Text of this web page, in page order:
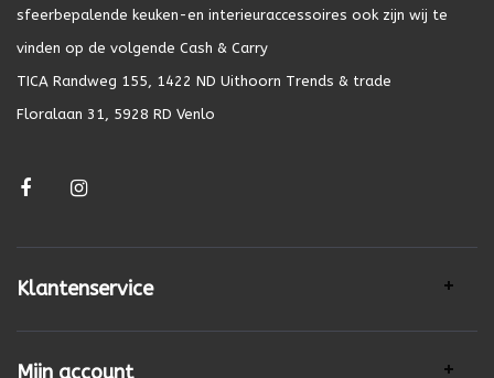
sfeerbepalende keuken-en interieuraccessoires ook zijn wij te
vinden op de volgende Cash & Carry
TICA Randweg 155, 1422 ND Uithoorn Trends & trade
Floralaan 31, 5928 RD Venlo
Klantenservice
Mijn account